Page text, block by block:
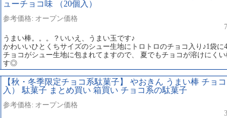
ューチョコ味 （20個入）
参考価格: オープン価格
うまい棒。。。？いいえ、うまい玉です♪
かわいいひとくちサイズのシュー生地にトロトロのチョコ入り♪1袋に4
チョコがシュー生地に包まれてますので、 夏でもチョコが溶けにくい
す◎
【秋・冬季限定チョコ系駄菓子】 やおきん うまい棒 チョ
入） 駄菓子 まとめ買い 箱買い チョコ系の駄菓子
参考価格: オープン価格